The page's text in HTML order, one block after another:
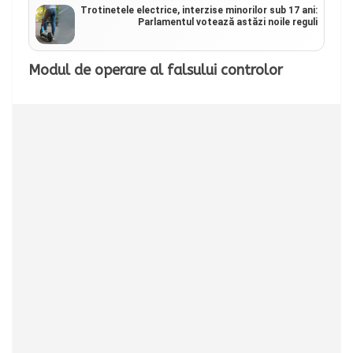
Trotinetele electrice, interzise minorilor sub 17 ani:
Parlamentul votează astăzi noile reguli
Modul de operare al falsului controlor